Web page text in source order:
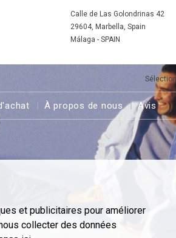
et publicitaires pour améliorer
collecter des données
Calle de Las Golondrinas 42
29604, Marbella, Spain
Málaga - SPAIN
À propos de nous Avis